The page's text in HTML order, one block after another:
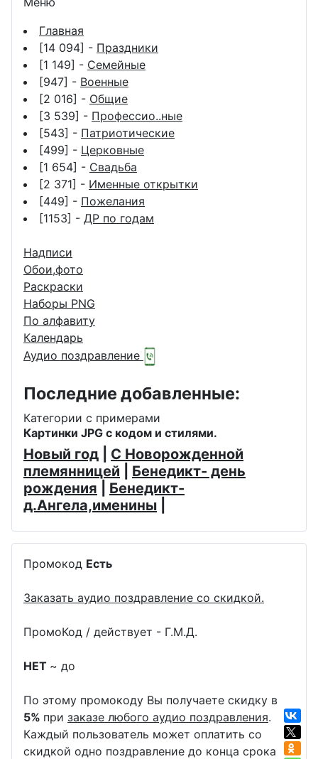
Главная
[14 094] - Праздники
[1 149] - Семейные
[947] - Военные
[2 016] - Общие
[3 539] - Профессио..ные
[543] - Патриотические
[499] - Церковные
[1 654] - Свадьба
[2 371] - Именные открытки
[449] - Пожелания
[1153] - ДР по годам
Надписи
Обои,фото
Раскраски
Наборы PNG
По алфавиту
Календарь
Аудио поздравление
Последние добавленные:
Категории с примерами
Картинки JPG с кодом и стилями.
Новый год
С Новорожденной
племянницей
Бенедикт- день
рождения
Бенедикт-
д.Ангела,именины
Промокод Есть
Заказать аудио поздравление со скидкой.
ПромоКод / действует - Г.М.Д.
НЕТ ~ до
По этому промокоду Вы получаете скидку в
5% при заказе любого аудио поздравления.
Каждый пользователь может оплатить со
скидкой одно поздравление до конца срока